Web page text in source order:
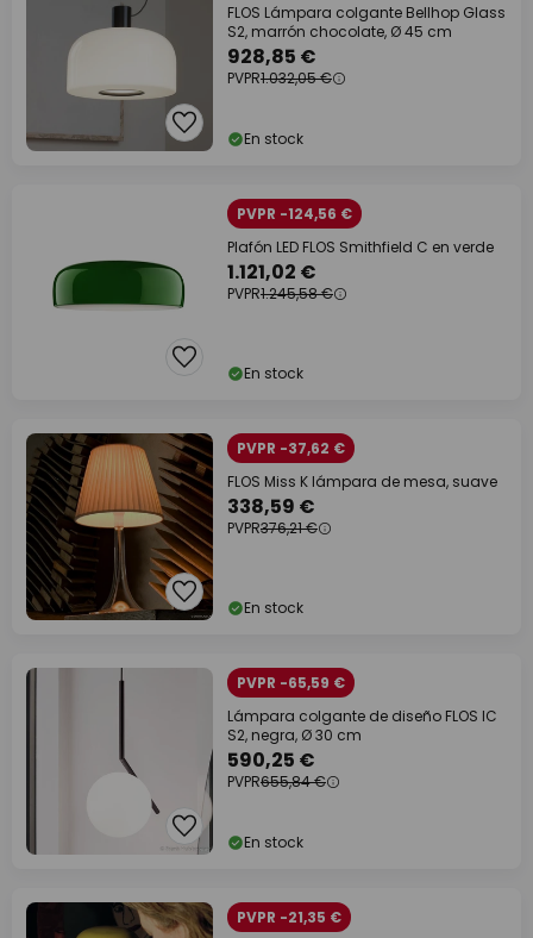
FLOS Lámpara colgante Bellhop Glass
S2, marrón chocolate, Ø 45 cm
928,85 €
PVPR1.032,05 €
En stock
PVPR -124,56 €
Plafón LED FLOS Smithfield C en verde
1.121,02 €
PVPR1.245,58 €
En stock
PVPR -37,62 €
FLOS Miss K lámpara de mesa, suave
338,59 €
PVPR376,21 €
En stock
PVPR -65,59 €
Lámpara colgante de diseño FLOS IC
S2, negra, Ø 30 cm
590,25 €
PVPR655,84 €
En stock
PVPR -21,35 €